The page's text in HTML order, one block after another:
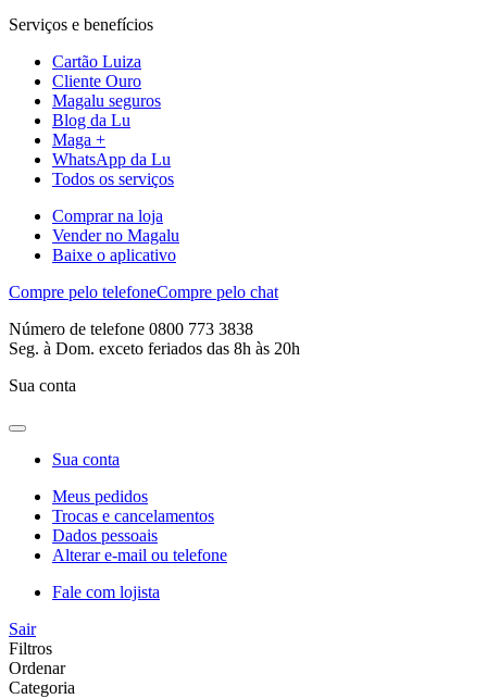
Serviços e benefícios
Cartão Luiza
Cliente Ouro
Magalu seguros
Blog da Lu
Maga +
WhatsApp da Lu
Todos os serviços
Comprar na loja
Vender no Magalu
Baixe o aplicativo
Compre pelo telefoneCompre pelo chat
Número de telefone 0800 773 3838
Seg. à Dom. exceto feriados das 8h às 20h
Sua conta
Sua conta
Meus pedidos
Trocas e cancelamentos
Dados pessoais
Alterar e-mail ou telefone
Fale com lojista
Sair
Filtros
Ordenar
Categoria